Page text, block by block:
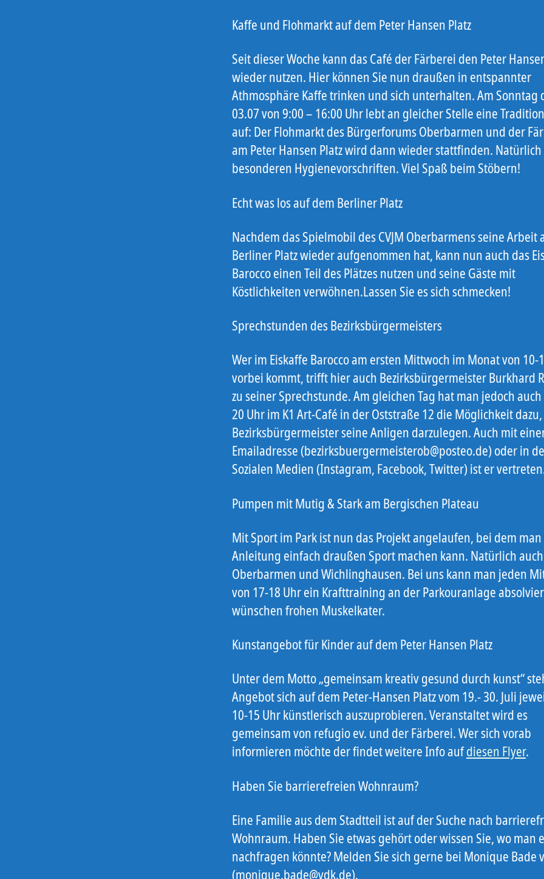
Kaffe und Flohmarkt auf dem Peter Hansen Platz
Seit dieser Woche kann das Café der Färberei den Peter
wieder nutzen. Hier können Sie nun draußen in entspannter
Athmosphäre Kaffe trinken und sich unterhalten. Am Sonntag
03.07 von 9:00 – 16:00 Uhr lebt an gleicher Stelle eine
auf: Der Flohmarkt des Bürgerforums Oberbarmen und der
am Peter Hansen Platz wird dann wieder stattfinden.
besonderen Hygienevorschriften. Viel Spaß beim Stöbern!
Echt was los auf dem Berliner Platz
Nachdem das Spielmobil des CVJM Oberbarmens seine Arbeit
Berliner Platz wieder aufgenommen hat, kann nun auch das
Barocco einen Teil des Plätzes nutzen und seine Gäste mit
Köstlichkeiten verwöhnen.Lassen Sie es sich schmecken!
Sprechstunden des Bezirksbürgermeisters
Wer im Eiskaffe Barocco am ersten Mittwoch im Monat von 10-
vorbei kommt, trifft hier auch Bezirksbürgermeister Burkhard
zu seiner Sprechstunde. Am gleichen Tag hat man jedoch
20 Uhr im K1 Art-Café in der Oststraße 12 die Möglichkeit
Bezirksbürgermeister seine Anligen darzulegen. Auch mit
Emailadresse (bezirksbuergermeisterob@posteo.de) oder in
Sozialen Medien (Instagram, Facebook, Twitter) ist er
Pumpen mit Mutig & Stark am Bergischen Plateau
Mit Sport im Park ist nun das Projekt angelaufen, bei dem
Anleitung einfach draußen Sport machen kann. Natürlich
Oberbarmen und Wichlinghausen. Bei uns kann man jeden
von 17-18 Uhr ein Krafttraining an der Parkouranlage
wünschen frohen Muskelkater.
Kunstangebot für Kinder auf dem Peter Hansen Platz
Unter dem Motto „gemeinsam kreativ gesund durch kunst“
Angebot sich auf dem Peter-Hansen Platz vom 19.- 30. Juli
10-15 Uhr künstlerisch auszuprobieren. Veranstaltet wird es
gemeinsam von refugio ev. und der Färberei. Wer sich vorab
informieren möchte der findet weitere Info aufdiesen Flyer.
Haben Sie barrierefreien Wohnraum?
Eine Familie aus dem Stadtteil ist auf der Suche nach
Wohnraum. Haben Sie etwas gehört oder wissen Sie, wo man
nachfragen könnte? Melden Sie sich gerne bei Monique Bade
(monique.bade@vdk.de).